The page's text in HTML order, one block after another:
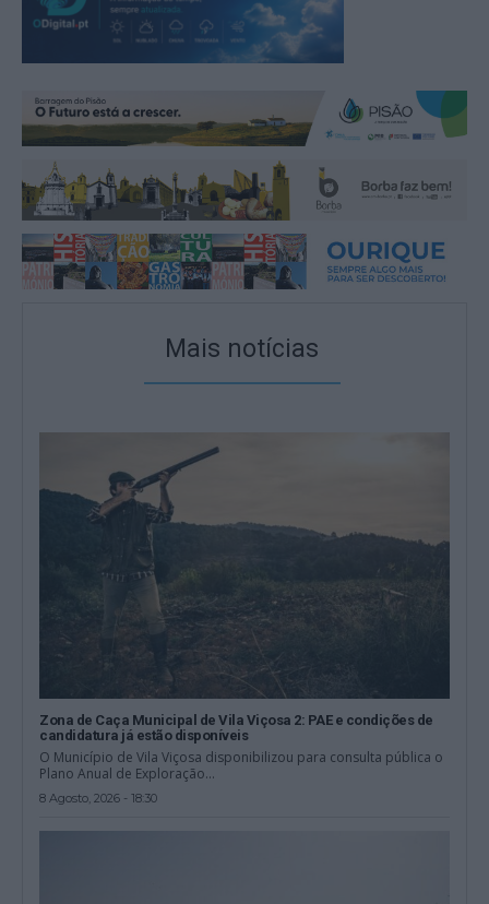
Mais notícias
Zona de Caça Municipal de Vila Viçosa 2: PAE e condições de
candidatura já estão disponíveis
O Município de Vila Viçosa disponibilizou para consulta pública o
Plano Anual de Exploração...
8 Agosto, 2026 - 18:30